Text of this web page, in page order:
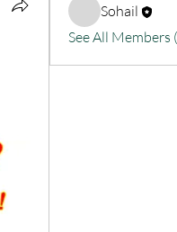
Sohail
See All Members